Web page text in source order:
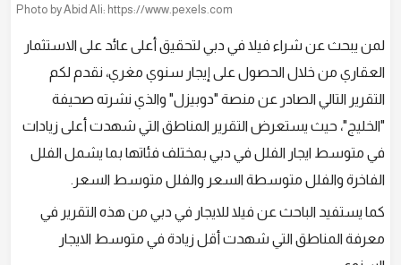
Photo by Abid Ali: https://www.pexels.com
لمن يبحث عن شراء فيلا في دبي لتحقيق أعلى عائد على الاستثمار
العقاري من خلال الحصول على إيجار سنوي مغري، نقدم لكم
التقرير التالي الصادر عن منصة "دوبيزل" والذي نشرته صحيفة
"الخليج"، حيث يستعرض التقرير المناطق التي شهدت أعلى زيادات
في متوسط ايجار الفلل في دبي بمختلف فئاتها بما يشمل الفلل
الفاخرة والفلل متوسطة السعر والفلل متوسط السعر.
كما يستفيد الباحث عن فيلا للايجار في دبي من هذه التقرير في
معرفة المناطق التي شهدت أقل زيادة في متوسط الايجار